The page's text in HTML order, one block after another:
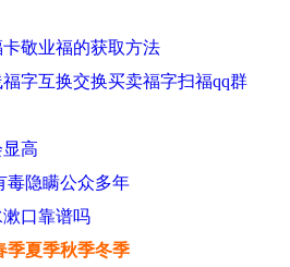
敬业福的获取方法
字互换交换买卖福字扫福qq群
高
毒隐瞒公众多年
口靠谱吗
季夏季秋季冬季